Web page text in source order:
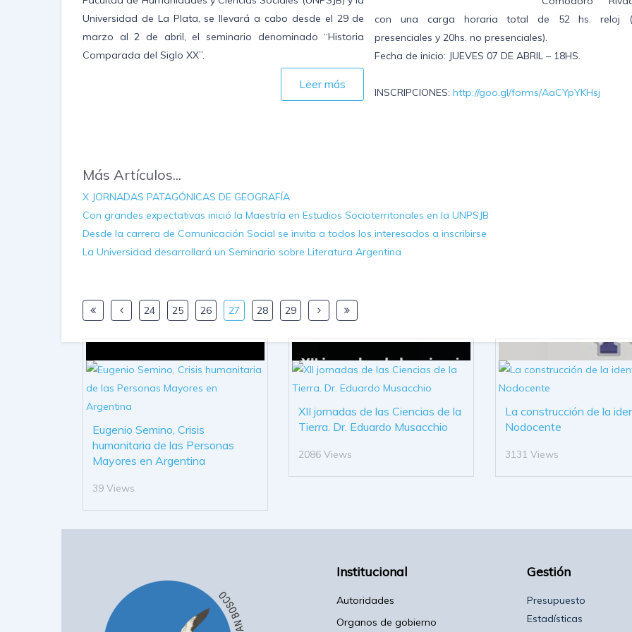
Universidad de La Plata, se llevará a cabo desde el 29 de
marzo al 2 de abril, el seminario denominado “Historia
Comparada del Siglo XX”.
Leer más
con una carga horaria total de 52 hs. reloj
presenciales y 20hs. no presenciales).
Fecha de inicio: JUEVES 07 DE ABRIL – 18HS.
INSCRIPCIONES:http://goo.gl/forms/AaCYpYKHsj
Más Artículos...
X JORNADAS PATAGÓNICAS DE GEOGRAFÍA
Con grandes expectativas inició la Maestría en Estudios Socioterritoriales en la UNPSJB
Desde la carrera de Comunicación Social se invita a todos los interesados a inscribirse
La Universidad desarrollará un Seminario sobre Literatura Argentina
24 25 26 27 28 29
Eugenio Semino, Crisis
humanitaria de las Personas
Mayores en Argentina
39 Views
XII jornadas de las Ciencias de la
Tierra. Dr. Eduardo Musacchio
2086 Views
La construcción de la
Nodocente
3131 Views
Institucional
Autoridades
Organos de gobierno
Gestión
Presupuesto
Estadísticas